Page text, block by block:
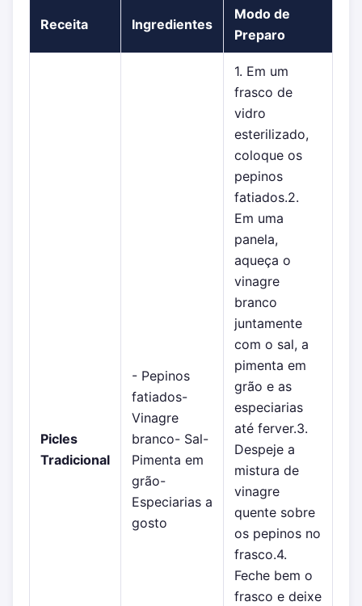
Receita Ingredientes
Modo de
Preparo
Picles
Tradicional
- Pepinos
fatiados-
Vinagre
branco- Sal-
Pimenta em
grão-
Especiarias a
gosto
1. Em um
frasco de
vidro
esterilizado,
coloque os
pepinos
fatiados.2.
Em uma
panela,
aqueça o
vinagre
branco
juntamente
com o sal, a
pimenta em
grão e as
especiarias
até ferver.3.
Despeje a
mistura de
vinagre
quente sobre
os pepinos no
frasco.4.
Feche bem o
frasco e deixe